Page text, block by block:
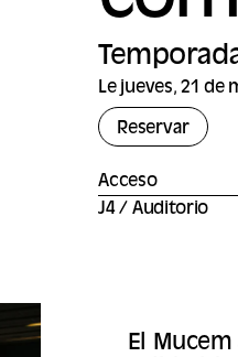
Le jueves, 21 de
Reservar
Acceso
J4 / Auditorio
El